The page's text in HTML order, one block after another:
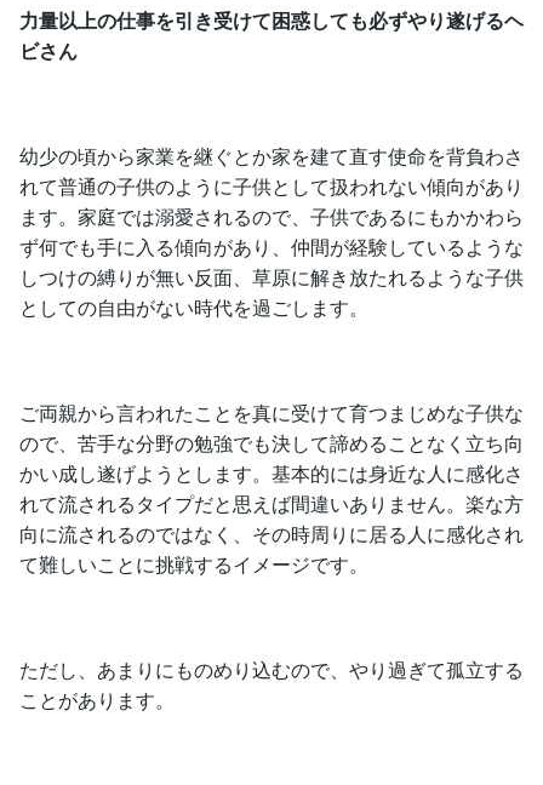
力量以上の仕事を引き受けて困惑しても必ずやり遂げるヘ
ビさん
幼少の頃から家業を継ぐとか家を建て直す使命を背負わさ
れて普通の子供のように子供として扱われない傾向があり
ます。家庭では溺愛されるので、子供であるにもかかわら
ず何でも手に入る傾向があり、仲間が経験しているような
しつけの縛りが無い反面、草原に解き放たれるような子供
としての自由がない時代を過ごします。
ご両親から言われたことを真に受けて育つまじめな子供な
ので、苦手な分野の勉強でも決して諦めることなく立ち向
かい成し遂げようとします。基本的には身近な人に感化さ
れて流されるタイプだと思えば間違いありません。楽な方
向に流されるのではなく、その時周りに居る人に感化され
て難しいことに挑戦するイメージです。
ただし、あまりにものめり込むので、やり過ぎて孤立する
ことがあります。